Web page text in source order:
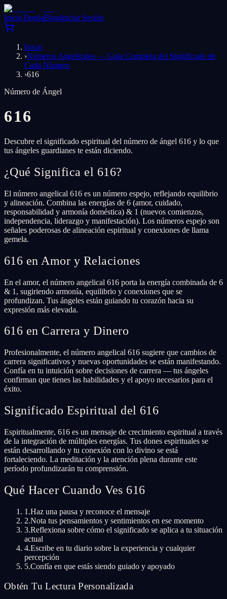
InicioTiendaBlogIniciar Sesión
Inicio
›Números Angelicales — Guía Completa del Significado de
Cada Número
›616
Número de Ángel
616
Descubre el significado espiritual del número de ángel 616 y lo que
tus ángeles guardianes te están diciendo.
¿Qué Significa el 616?
El número angelical 616 es un número espejo, reflejando equilibrio
y alineación. Combina las energías de 6 (amor, cuidado,
responsabilidad y armonía doméstica) & 1 (nuevos comienzos,
independencia, liderazgo y manifestación). Los números espejo son
señales poderosas de alineación espiritual y conexiones de llama
gemela.
616 en Amor y Relaciones
En el amor, el número angelical 616 porta la energía combinada de 6
& 1, sugiriendo armonía, equilibrio y conexiones que se
profundizan. Tus ángeles están guiando tu corazón hacia su
expresión más elevada.
616 en Carrera y Dinero
Profesionalmente, el número angelical 616 sugiere que cambios de
carrera significativos y nuevas oportunidades se están manifestando.
Confía en tu intuición sobre decisiones de carrera — tus ángeles
confirman que tienes las habilidades y el apoyo necesarios para el
éxito.
Significado Espiritual del 616
Espiritualmente, 616 es un mensaje de crecimiento espiritual a través
de la integración de múltiples energías. Tus dones espirituales se
están desarrollando y tu conexión con lo divino se está
fortaleciendo. La meditación y la atención plena durante este
período profundizarán tu comprensión.
Qué Hacer Cuando Ves 616
1.Haz una pausa y reconoce el mensaje
2.Nota tus pensamientos y sentimientos en ese momento
3.Reflexiona sobre cómo el significado se aplica a tu situación
actual
4.Escribe en tu diario sobre la experiencia y cualquier
percepción
5.Confía en que estás siendo guiado y apoyado
Obtén Tu Lectura Personalizada